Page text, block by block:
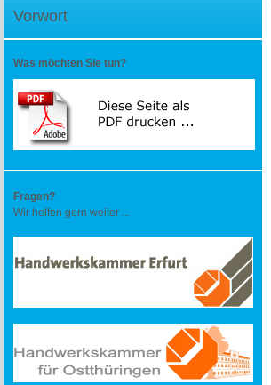
Vorwort
Was möchten Sie tun?
Fragen?
Wir helfen gern weiter ...